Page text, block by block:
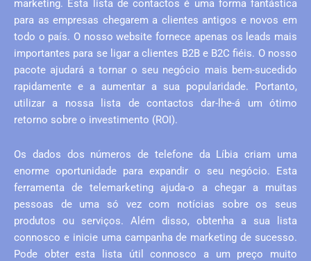
marketing. Esta lista de contactos é uma forma fantástica
para as empresas chegarem a clientes antigos e novos em
todo o país. O nosso website fornece apenas os leads mais
importantes para se ligar a clientes B2B e B2C fiéis. O nosso
pacote ajudará a tornar o seu negócio mais bem-sucedido
rapidamente e a aumentar a sua popularidade. Portanto,
utilizar a nossa lista de contactos dar-lhe-á um ótimo
retorno sobre o investimento (ROI).
Os dados dos números de telefone da Líbia criam uma
enorme oportunidade para expandir o seu negócio. Esta
ferramenta de telemarketing ajuda-o a chegar a muitas
pessoas de uma só vez com notícias sobre os seus
produtos ou serviços. Além disso, obtenha a sua lista
connosco e inicie uma campanha de marketing de sucesso.
Pode obter esta lista útil connosco a um preço muito